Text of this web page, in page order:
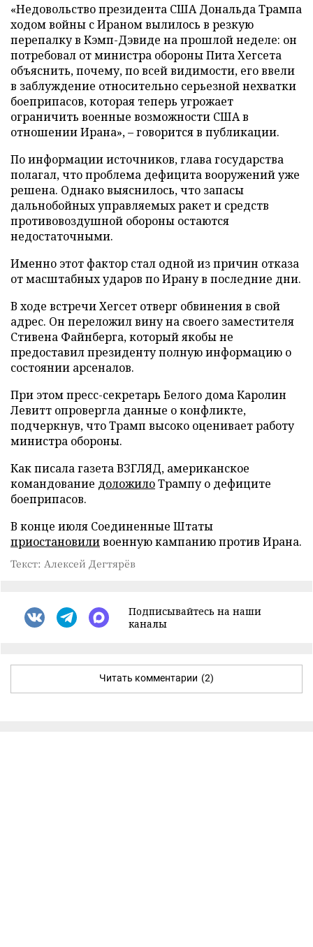
«Недовольство президента США Дональда Трампа
ходом войны с Ираном вылилось в резкую
перепалку в Кэмп-Дэвиде на прошлой неделе: он
потребовал от министра обороны Пита Хегсета
объяснить, почему, по всей видимости, его ввели
в заблуждение относительно серьезной нехватки
боеприпасов, которая теперь угрожает
ограничить военные возможности США в
отношении Ирана», – говорится в публикации.
По информации источников, глава государства
полагал, что проблема дефицита вооружений уже
решена. Однако выяснилось, что запасы
дальнобойных управляемых ракет и средств
противовоздушной обороны остаются
недостаточными.
Именно этот фактор стал одной из причин отказа
от масштабных ударов по Ирану в последние дни.
В ходе встречи Хегсет отверг обвинения в свой
адрес. Он переложил вину на своего заместителя
Стивена Файнберга, который якобы не
предоставил президенту полную информацию о
состоянии арсеналов.
При этом пресс-секретарь Белого дома Каролин
Левитт опровергла данные о конфликте,
подчеркнув, что Трамп высоко оценивает работу
министра обороны.
Как писала газета ВЗГЛЯД, американское
командование доложилоТрампу о дефиците
боеприпасов.
В конце июля Соединенные Штаты
приостановиливоенную кампанию против Ирана.
Текст: Алексей Дегтярёв
Подписывайтесь на наши
каналы
Читать комментарии (2)